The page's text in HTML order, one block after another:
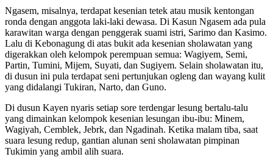
Ngasem, misalnya, terdapat kesenian tetek atau musik kentongan
ronda dengan anggota laki-laki dewasa. Di Kasun Ngasem ada pula
karawitan warga dengan penggerak suami istri, Sarimo dan Kasimo.
Lalu di Kebonagung di atas bukit ada kesenian sholawatan yang
digerakkan oleh kelompok perempuan semua: Wagiyem, Semi,
Partin, Tumini, Mijem, Suyati, dan Sugiyem. Selain sholawatan itu,
di dusun ini pula terdapat seni pertunjukan ogleng dan wayang kulit
yang didalangi Tukiran, Narto, dan Guno.
Di dusun Kayen nyaris setiap sore terdengar lesung bertalu-talu
yang dimainkan kelompok kesenian lesungan ibu-ibu: Minem,
Wagiyah, Cemblek, Jebrk, dan Ngadinah. Ketika malam tiba, saat
suara lesung redup, gantian alunan seni sholawatan pimpinan
Tukimin yang ambil alih suara.